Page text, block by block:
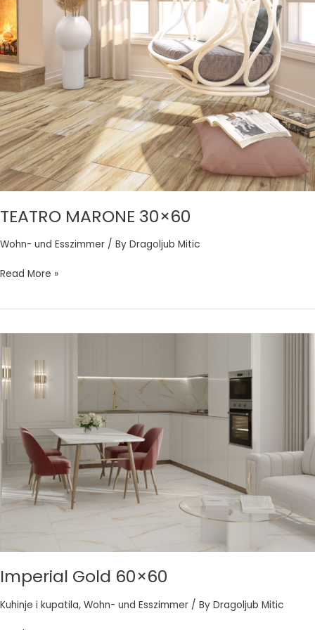
TEATRO MARONE 30×60
Wohn- und Esszimmer / By Dragoljub Mitic
Read More »
Imperial Gold 60×60
Kuhinje i kupatila, Wohn- und Esszimmer / By Dragoljub Mitic
Gold
60×60